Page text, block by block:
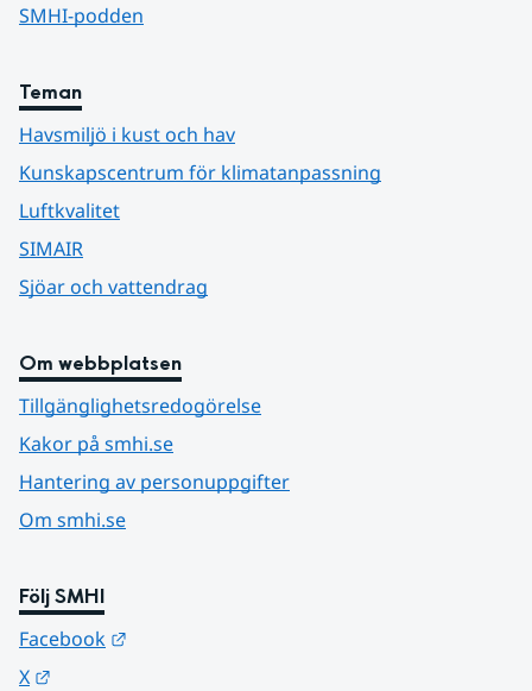
SMHI-podden
Teman
Havsmiljö i kust och hav
Kunskapscentrum för klimatanpassning
Luftkvalitet
SIMAIR
Sjöar och vattendrag
Om webbplatsen
Tillgänglighetsredogörelse
Kakor på smhi.se
Hantering av personuppgifter
Om smhi.se
Följ SMHI
Facebook
X